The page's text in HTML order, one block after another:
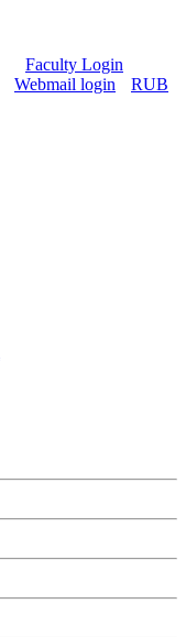
Faculty Login
Webmail login
RUB